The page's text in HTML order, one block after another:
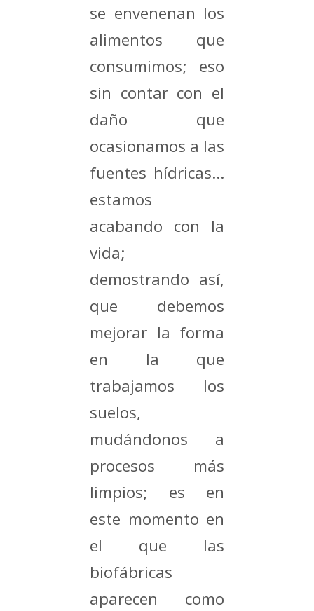
se envenenan los
alimentos que
consumimos; eso
sin contar con el
daño que
ocasionamos a las
fuentes hídricas…
estamos
acabando con la
vida;
demostrando así,
que debemos
mejorar la forma
en la que
trabajamos los
suelos,
mudándonos a
procesos más
limpios; es en
este momento en
el que las
biofábricas
aparecen como